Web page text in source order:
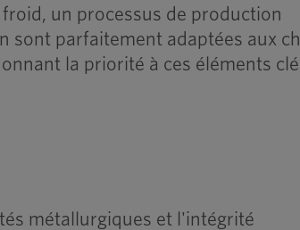
un processus de production
sont parfaitement adaptées aux
la priorité à ces éléments
métallurgiques et l'intégrité